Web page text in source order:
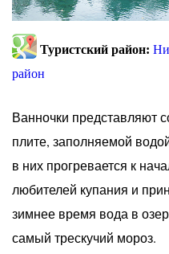
Туристский район:
район
Ванночки представляют
плите, заполняемой
в них прогревается к
любителей купания и
зимнее время вода в
самый трескучий мороз.